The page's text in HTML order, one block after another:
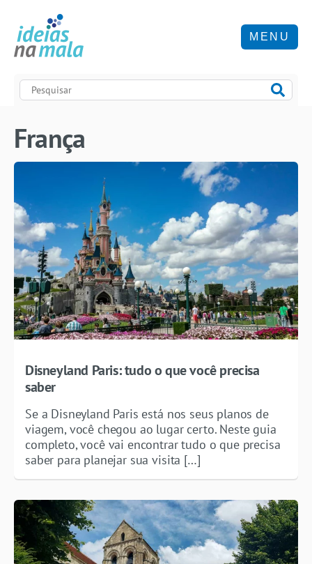
MENU
França
Disneyland Paris: tudo o que você precisa
saber
Se a Disneyland Paris está nos seus planos de
viagem, você chegou ao lugar certo. Neste guia
completo, você vai encontrar tudo o que precisa
saber para planejar sua visita […]